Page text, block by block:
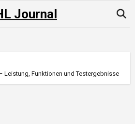
Journal
Leistung, Funktionen und Testergebnisse